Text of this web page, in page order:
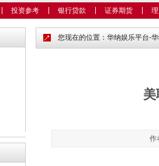
投资参考 银行贷款 证券期货
您现在的位置： 华纳娱乐平台-
作